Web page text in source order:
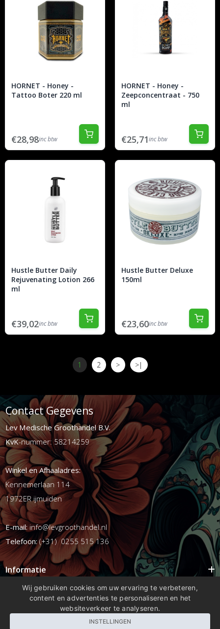
HORNET - Honey -
Tattoo Boter 220 ml
€28,98inc btw
HORNET - Honey -
Zeepconcentraat - 750
ml
€25,71inc btw
Hustle Butter Daily
Rejuvenating Lotion 266
ml
€39,02inc btw
Hustle Butter Deluxe
150ml
€23,60inc btw
1 2 > >|
Contact Gegevens
Lev Medische Groothandel B.V.
KvK-nummer: 58214259
Winkel en Afhaaladres:
Kennemerlaan 114
1972ER ijmuiden
E-mail:info@levgroothandel.nl
Telefoon:(+31) 0255 515 136
Informatie
Mijn account
Wij gebruiken cookies om uw ervaring te verbeteren,
content en advertenties te personaliseren en het
websiteverkeer te analyseren.
INSTELLINGEN